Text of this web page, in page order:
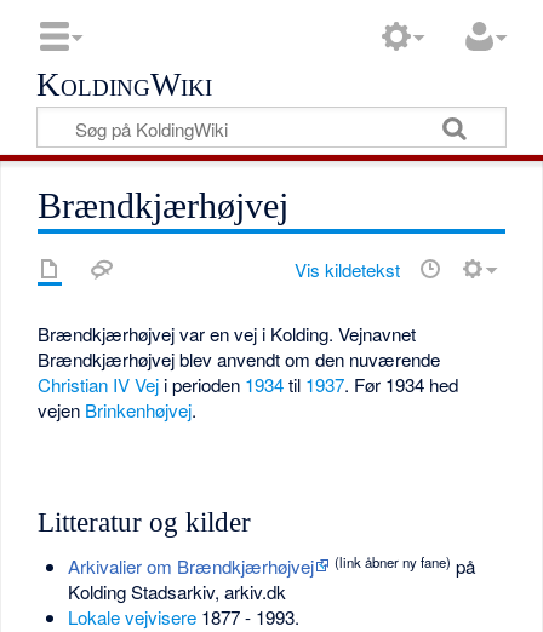
KoldingWiki
Brændkjærhøjvej
Vis kildetekst
Brændkjærhøjvej var en vej i Kolding. Vejnavnet
Brændkjærhøjvej blev anvendt om den nuværende
Christian IV Vej i perioden 1934til 1937. Før 1934 hed
vejen Brinkenhøjvej.
Litteratur og kilder
Arkivalier om Brændkjærhøjvej (link åbner ny fane) på
Kolding Stadsarkiv, arkiv.dk
Lokale vejvisere1877 - 1993.